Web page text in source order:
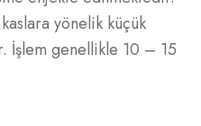
yönelik küçük
İşlem genellikle 10 – 15